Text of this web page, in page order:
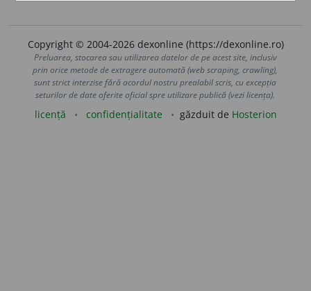
Copyright © 2004-2026 dexonline (https://dexonline.ro)
Preluarea, stocarea sau utilizarea datelor de pe acest site, inclusiv
prin orice metode de extragere automată (web scraping, crawling),
sunt strict interzise fără acordul nostru prealabil scris, cu excepția
seturilor de date oferite oficial spre utilizare publică (vezi licența).
licență confidențialitate găzduit de Hosterion